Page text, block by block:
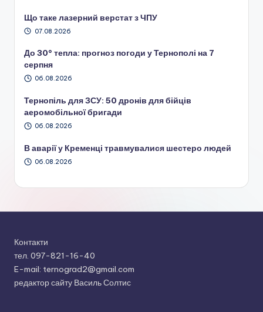
Що таке лазерний верстат з ЧПУ
07.08.2026
До 30° тепла: прогноз погоди у Тернополі на 7
серпня
06.08.2026
Тернопіль для ЗСУ: 50 дронів для бійців
аеромобільної бригади
06.08.2026
В аварії у Кременці травмувалися шестеро людей
06.08.2026
Контакти
тел. 097-821-16-40
E-mail: ternograd2@gmail.com
редактор сайту Василь Солтис